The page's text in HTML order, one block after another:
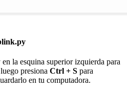
en la esquina superior izquierda para
presiona Ctrl + S para
en tu computadora.